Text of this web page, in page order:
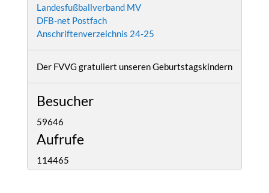
Landesfußballverband MV
DFB-net Postfach
Anschriftenverzeichnis 24-25
Der FVVG gratuliert unseren Geburtstagskindern
Besucher
59646
Aufrufe
114465